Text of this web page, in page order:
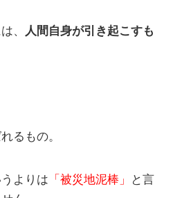
、 人間自身が引き起こすも
るもの。
よりは 「被災地泥棒」
と言